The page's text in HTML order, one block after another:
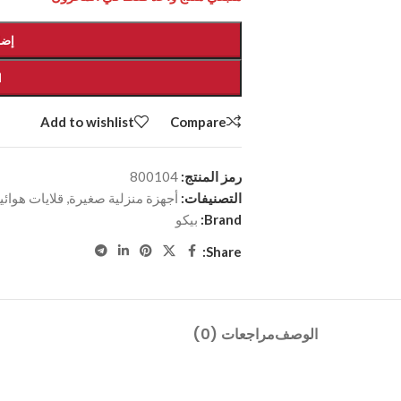
Compare
Add to wishlist
رمز المنتج: 800104
التصنيفات: أجهزة منزلية صغيرة, قلايات
Brand: بيكو
Share:
الوصفمراجعات (0)